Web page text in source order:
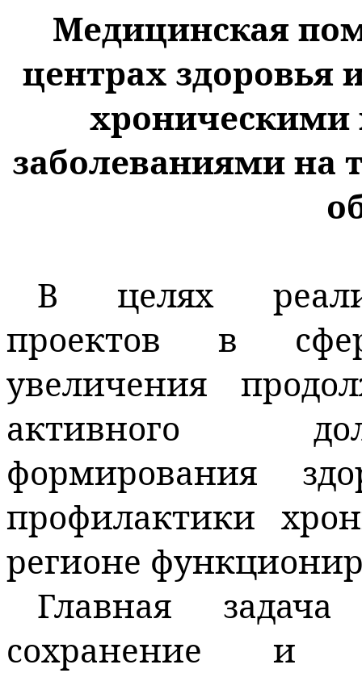
Медицинская
центрах здоровья
заболеваниями на
В целях
проектов в
увеличения
активного
формирования
профилактики
регионе
Главная
сохранение и